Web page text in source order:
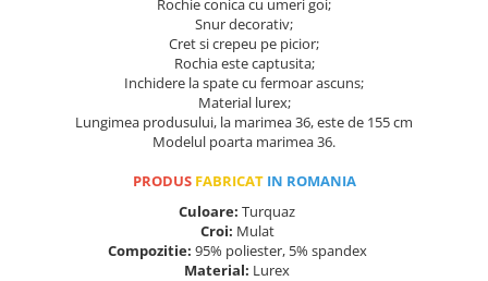
Rochie conica cu umeri goi;
Snur decorativ;
Cret si crepeu pe picior;
Rochia este captusita;
Inchidere la spate cu fermoar ascuns;
Material lurex;
Lungimea produsului, la marimea 36, este de 155 cm
Modelul poarta marimea 36.
PRODUSFABRICAT IN ROMANIA
Culoare: Turquaz
Croi: Mulat
Compozitie: 95% poliester, 5% spandex
Material: Lurex